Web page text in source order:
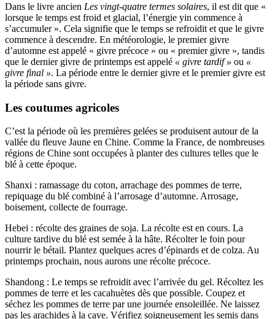
Dans le livre ancien Les vingt-quatre termes solaires, il est dit que «
lorsque le temps est froid et glacial, l’énergie yin commence à
s’accumuler ». Cela signifie que le temps se refroidit et que le givre
commence à descendre. En météorologie, le premier givre
d’automne est appelé « givre précoce » ou « premier givre », tandis
que le dernier givre de printemps est appelé « givre tardif » ou «
givre final ». La période entre le dernier givre et le premier givre est
la période sans givre.
Les coutumes agricoles
C’est la période où les premières gelées se produisent autour de la
vallée du fleuve Jaune en Chine. Comme la France, de nombreuses
régions de Chine sont occupées à planter des cultures telles que le
blé à cette époque.
Shanxi : ramassage du coton, arrachage des pommes de terre,
repiquage du blé combiné à l’arrosage d’automne. Arrosage,
boisement, collecte de fourrage.
Hebei : récolte des graines de soja. La récolte est en cours. La
culture tardive du blé est semée à la hâte. Récolter le foin pour
nourrir le bétail. Plantez quelques acres d’épinards et de colza. Au
printemps prochain, nous aurons une récolte précoce.
Shandong : Le temps se refroidit avec l’arrivée du gel. Récoltez les
pommes de terre et les cacahuètes dès que possible. Coupez et
séchez les pommes de terre par une journée ensoleillée. Ne laissez
pas les arachides à la cave. Vérifiez soigneusement les semis dans